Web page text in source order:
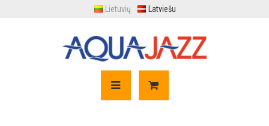
Lietuvių Latviešu